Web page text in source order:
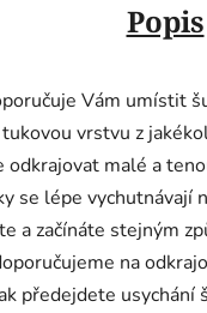
Popis
Vám umístit
vrstvu z
malé a
se lépe vychutnávají
a začínáte stejným
na
předejdete usychání